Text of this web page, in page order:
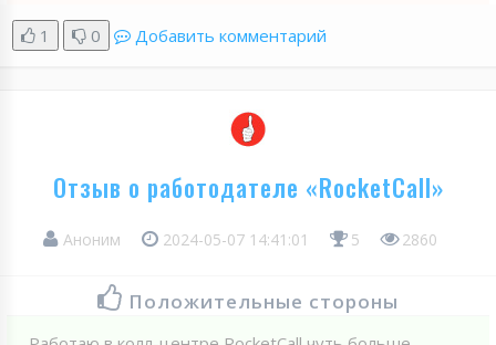
1 0 Добавить комментарий
Отзыв о работодателе «RocketCall»
Аноним 2024-05-07 14:41:01 5 2860
Положительные стороны